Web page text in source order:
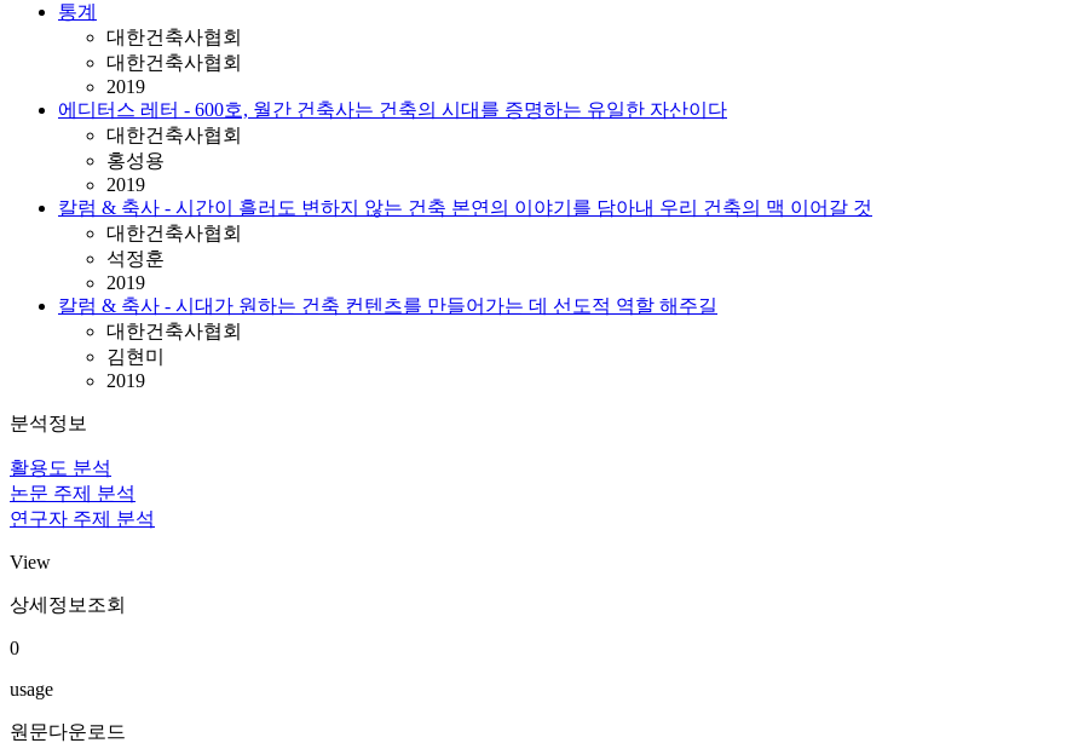
통계
대한건축사협회
대한건축사협회
2019
에디터스 레터 - 600호, 월간 건축사는 건축의 시대를 증명하는 유일한 자산이다
대한건축사협회
홍성용
2019
칼럼 & 축사 - 시간이 흘러도 변하지 않는 건축 본연의 이야기를 담아내 우리 건축의 맥 이어갈 것
대한건축사협회
석정훈
2019
칼럼 & 축사 - 시대가 원하는 건축 컨텐츠를 만들어가는 데 선도적 역할 해주길
대한건축사협회
김현미
2019
분석정보
활용도 분석
논문 주제 분석
연구자 주제 분석
View
상세정보조회
0
usage
원문다운로드